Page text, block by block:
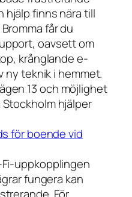
hjälp finns nära till
får du
oavsett om
krånglande e-
ny teknik i hemmet.
13 och möjlighet
hjälper
för boende vid
uppkopplingen
fungera kan